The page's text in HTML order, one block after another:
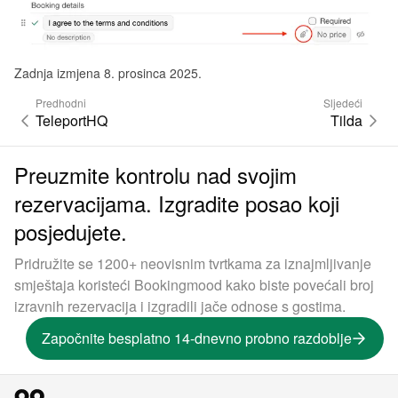
Zadnja izmjena 8. prosinca 2025.
Predhodni
TeleportHQ
Sljedeći
Tilda
Preuzmite kontrolu nad svojim
rezervacijama. Izgradite posao koji
posjedujete.
Pridružite se 1200+ neovisnim tvrtkama za iznajmljivanje
smještaja koristeći Bookingmood kako biste povećali broj
izravnih rezervacija i izgradili jače odnose s gostima.
Započnite besplatno 14-dnevno probno razdoblje